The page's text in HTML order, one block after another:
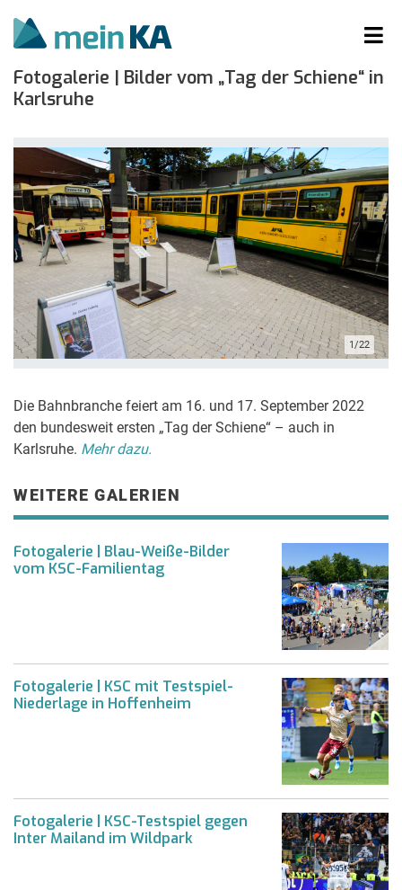
Fotogalerie | Bilder vom „Tag der Schiene“ in
Karlsruhe
1/22
Die Bahnbranche feiert am 16. und 17. September 2022
den bundesweit ersten „Tag der Schiene“ – auch in
Karlsruhe. Mehr dazu.
WEITERE GALERIEN
Fotogalerie | Blau-Weiße-Bilder
vom KSC-Familientag
Fotogalerie | KSC mit Testspiel-
Niederlage in Hoffenheim
Fotogalerie | KSC-Testspiel gegen
Inter Mailand im Wildpark